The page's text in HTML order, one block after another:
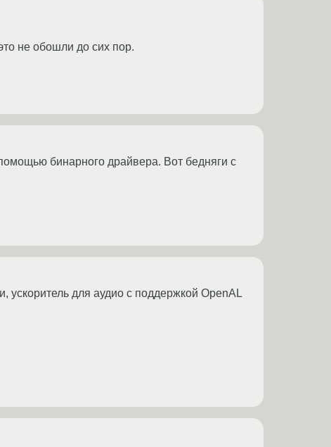
не обошли до сих пор.
бинарного драйвера. Вот бедняги с
ускоритель для аудио с поддержкой OpenAL